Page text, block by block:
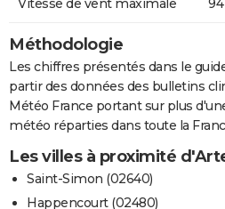
Vitesse de vent maximale
Méthodologie
Les chiffres présentés dans le
partir des données des bulletins
Météo France portant sur plus
météo réparties dans toute la
Les villes à proximité
Saint-Simon (02640)
Happencourt (02480)